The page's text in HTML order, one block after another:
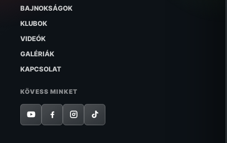
BAJNOKSÁGOK
KLUBOK
VIDEÓK
GALÉRIÁK
KAPCSOLAT
KÖVESS MINKET